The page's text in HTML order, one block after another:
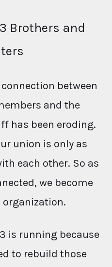
Brothers and
between
and the
has been eroding.
union is only as
each other. So as
we become
organization.
is running because
to rebuild those